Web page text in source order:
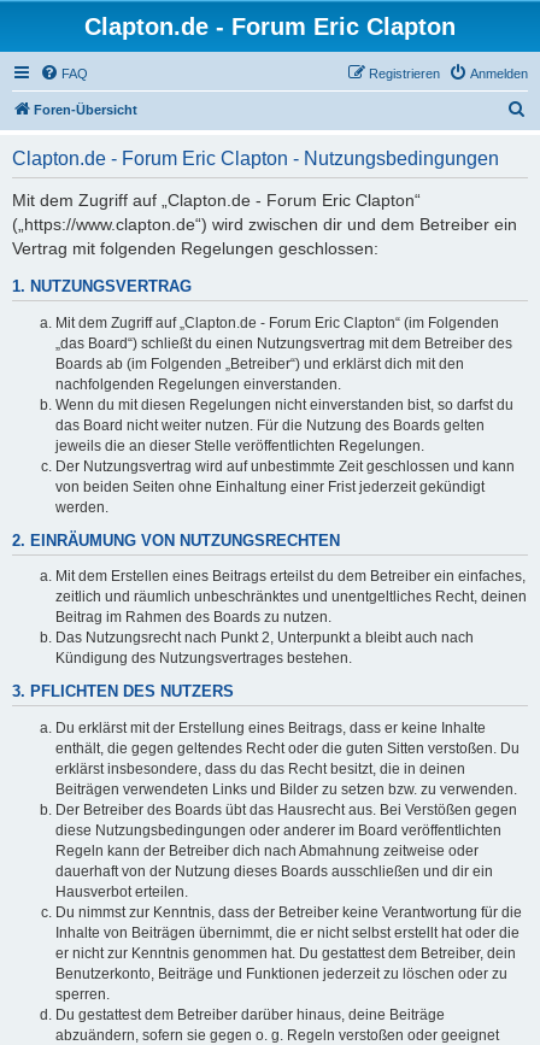
Clapton.de - Forum Eric Clapton
FAQ Anmelden
Registrieren
Foren-Übersicht
Clapton.de - Forum Eric Clapton - Nutzungsbedingungen
Mit dem Zugriff auf „Clapton.de - Forum Eric Clapton“
(„https://www.clapton.de“) wird zwischen dir und dem Betreiber ein
Vertrag mit folgenden Regelungen geschlossen:
1. NUTZUNGSVERTRAG
Mit dem Zugriff auf „Clapton.de - Forum Eric Clapton“ (im Folgenden
„das Board“) schließt du einen Nutzungsvertrag mit dem Betreiber des
Boards ab (im Folgenden „Betreiber“) und erklärst dich mit den
nachfolgenden Regelungen einverstanden.
Wenn du mit diesen Regelungen nicht einverstanden bist, so darfst du
das Board nicht weiter nutzen. Für die Nutzung des Boards gelten
jeweils die an dieser Stelle veröffentlichten Regelungen.
Der Nutzungsvertrag wird auf unbestimmte Zeit geschlossen und kann
von beiden Seiten ohne Einhaltung einer Frist jederzeit gekündigt
werden.
2. EINRÄUMUNG VON NUTZUNGSRECHTEN
Mit dem Erstellen eines Beitrags erteilst du dem Betreiber ein einfaches,
zeitlich und räumlich unbeschränktes und unentgeltliches Recht, deinen
Beitrag im Rahmen des Boards zu nutzen.
Das Nutzungsrecht nach Punkt 2, Unterpunkt a bleibt auch nach
Kündigung des Nutzungsvertrages bestehen.
3. PFLICHTEN DES NUTZERS
Du erklärst mit der Erstellung eines Beitrags, dass er keine Inhalte
enthält, die gegen geltendes Recht oder die guten Sitten verstoßen. Du
erklärst insbesondere, dass du das Recht besitzt, die in deinen
Beiträgen verwendeten Links und Bilder zu setzen bzw. zu verwenden.
Der Betreiber des Boards übt das Hausrecht aus. Bei Verstößen gegen
diese Nutzungsbedingungen oder anderer im Board veröffentlichten
Regeln kann der Betreiber dich nach Abmahnung zeitweise oder
dauerhaft von der Nutzung dieses Boards ausschließen und dir ein
Hausverbot erteilen.
Du nimmst zur Kenntnis, dass der Betreiber keine Verantwortung für die
Inhalte von Beiträgen übernimmt, die er nicht selbst erstellt hat oder die
er nicht zur Kenntnis genommen hat. Du gestattest dem Betreiber, dein
Benutzerkonto, Beiträge und Funktionen jederzeit zu löschen oder zu
sperren.
Du gestattest dem Betreiber darüber hinaus, deine Beiträge
abzuändern, sofern sie gegen o. g. Regeln verstoßen oder geeignet